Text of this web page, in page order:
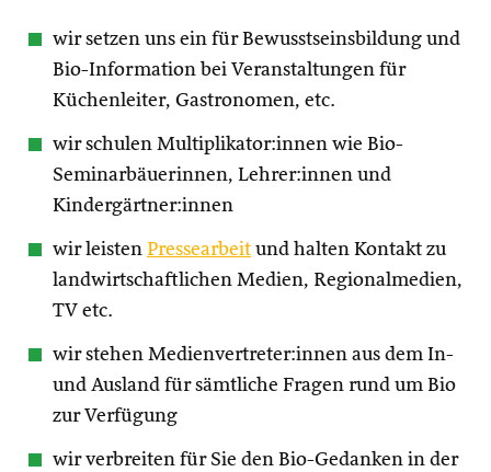
wir setzen uns ein für Bewusstseinsbildung und
Bio-Information bei Veranstaltungen für
Küchenleiter, Gastronomen, etc.
wir schulen Multiplikator:innen wie Bio-
Seminarbäuerinnen, Lehrer:innen und
Kindergärtner:innen
wir leisten Pressearbeit und halten Kontakt zu
landwirtschaftlichen Medien, Regionalmedien,
TV etc.
wir stehen Medienvertreter:innen aus dem In-
und Ausland für sämtliche Fragen rund um Bio
zur Verfügung
wir verbreiten für Sie den Bio-Gedanken in der